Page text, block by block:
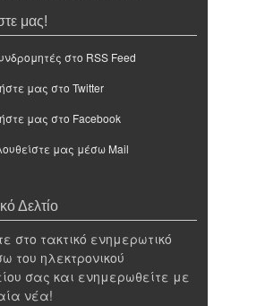
μας!
στο RSS Feed
μας στο Twitter
μας στο Facebook
μας μέσω Mail
Δελτίο
στο τακτικό ενημερωτικό
του ηλεκτρονικού
σας και ενημερωθείτε με
νέα!